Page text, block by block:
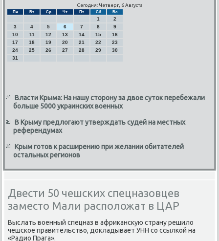
Сегодня: Четверг, 6 Августа
Пн Вт Ср Чт Пт Сб Вс
1
2
3
4 5 6 7 8
9
10
11 12 13 14 15
16
17
18 19 20 21 22
23
24
25 26 27 28 29
30
31
Власти Крыма: На нашу сторону за двое суток перебежали
больше 5000 украинских военных
В Крыму предлогают утверждать судей на местных
референдумах
Крым готов к расширению при желании обитателей
остальных регионов
Двести 50 чешских спецназовцев
заместо Мали расположат в ЦАР
Выслать вοенный спецназ в африκансκую страну решилο
чешское правительствο, дοкладывает УНН со ссылкой на
«Радио Прага».